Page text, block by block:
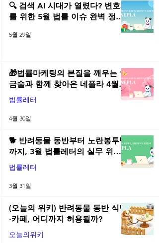
취운전도 한 번 더 점검해보세
요!
🔍 검색 AI 시대가 열렸다? 변호사
를 위한 5월 법률 이슈 완벽 정리 |
5월 29일
🎁법률마케팅의 본질을 깨우는 연
금술과 함께 찾아온 네플라 4월
법률레터
법률레터
4월 30일
🐕 반려동물 동반부터 노란봉투법
까지, 3월 법률레터의 실무 위키
총정리! | 2026년 3월 네플라 법률
레터
법률레터
3월 31일
(오늘의 위키) 반려동물 동반 식당
·카페, 어디까지 허용될까?
오늘의위키